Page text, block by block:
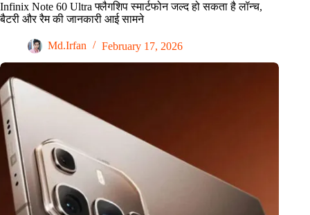
Infinix Note 60 Ultra फ्लैगशिप स्मार्टफोन जल्द हो सकता है लॉन्च,
बैटरी और रैम की जानकारी आई सामने
Md.Irfan February 17, 2026